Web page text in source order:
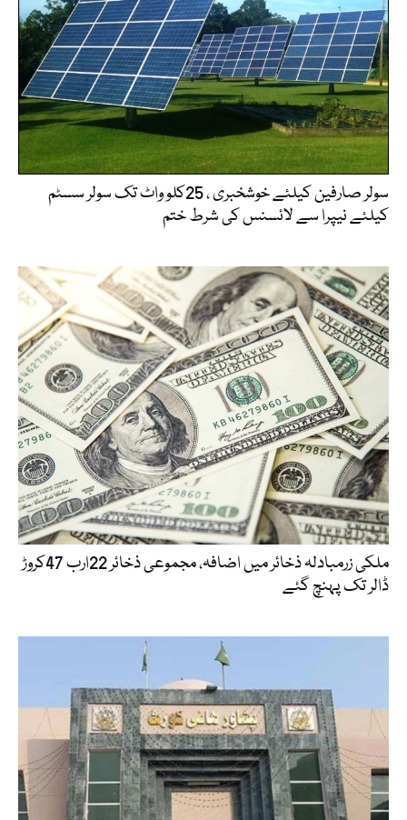
سولر صارفین کیلئے خوشخبری ، 25کلو واٹ تک سولر سسٹم
کیلئے نیپرا سے لائسنس کی شرط ختم
ملکی زرمبادلہ ذخائر میں اضافہ، مجموعی ذخائر 22ارب 47کروڑ
ڈالر تک پہنچ گئے